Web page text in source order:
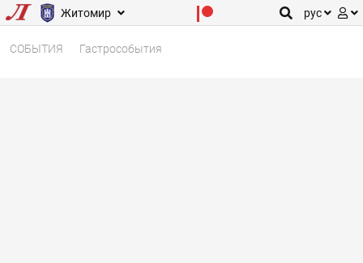
Житомир рус
СОБЫТИЯ Гастрособытия